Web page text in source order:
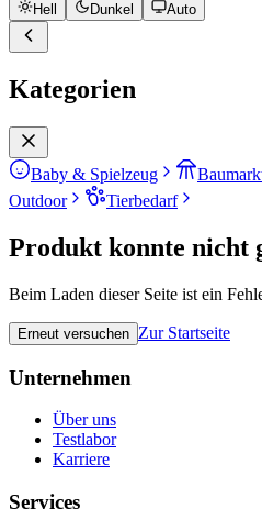
Hell Dunkel Auto
Kategorien
Baby & Spielzeug
Outdoor
Tierbedarf
Produkt konnte nicht
Beim Laden dieser Seite ist ein
Erneut versuchen Zur Startseite
Unternehmen
Über uns
Testlabor
Karriere
Services